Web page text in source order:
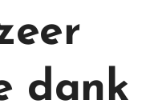
dank